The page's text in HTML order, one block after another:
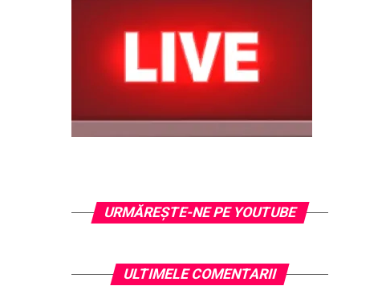
URMĂREŞTE-NE PE YOUTUBE
ULTIMELE COMENTARII